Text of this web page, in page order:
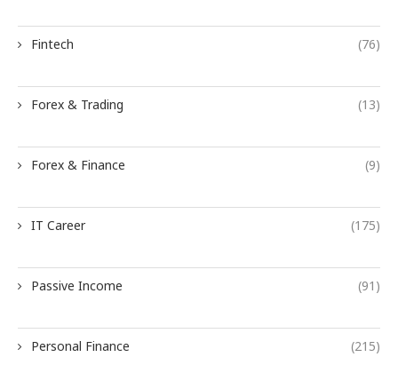
Fintech (76)
Forex & Trading (13)
Forex & Finance (9)
IT Career (175)
Passive Income (91)
Personal Finance (215)